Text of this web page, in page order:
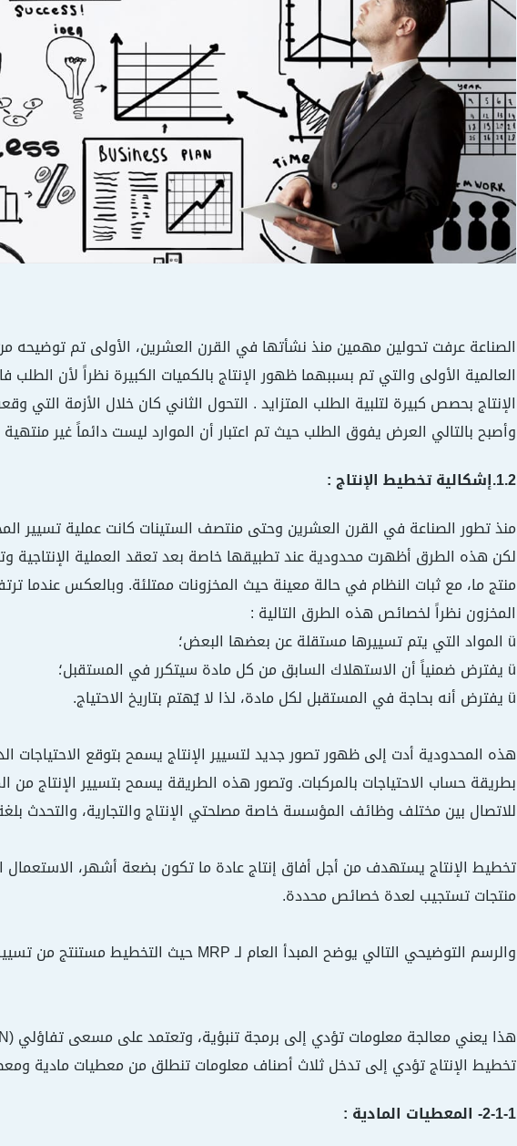
العالمية الأولى والتي تم بسببهما ظهور الإنتاج بالكميات الكبيرة نظراً لأن
وأصبح بالتالي العرض يفوق الطلب حيث تم اعتبار أن الموارد ليست دائماً غير
1.2.إشكالية تخطيط الإنتاج :
منذ تطور الصناعة في القرن العشرين وحتى منتصف الستينات كانت عملية تسيير
لكن هذه الطرق أظهرت محدودية عند تطبيقها خاصة بعد تعقد العملية
منتج ما، مع ثبات النظام في حالة معينة حيث المخزونات ممتلئة. وبالعكس عندما
المخزون نظراً لخصائص هذه الطرق التالية :
ü المواد التي يتم تسييرها مستقلة عن بعضها البعض؛
ü يفترض ضمنياً أن الاستهلاك السابق من كل مادة سيتكرر في المستقبل؛
ü يفترض أنه بحاجة في المستقبل لكل مادة، لذا لا يٌهتم بتاريخ الاحتياج.
هذه المحدودية أدت إلى ظهور تصور جديد لتسيير الإنتاج يسمح بتوقع الاحتياجات
بطريقة حساب الاحتياجات بالمركبات. وتصور هذه الطريقة يسمح بتسيير الإنتاج
للاتصال بين مختلف وظائف المؤسسة خاصة مصلحتي الإنتاج والتجارية، والتحدث
تخطيط الإنتاج يستهدف من أجل أفاق إنتاج عادة ما تكون بضعة أشهر، الاستعمال
منتجات تستجيب لعدة خصائص محددة.
والرسم التوضيحي التالي يوضح المبدأ العام لـ MRP حيث التخطيط مستنتج من تسيير الطلبات ( التنبؤ التجاري وطلبات الزبائن) والتنفيذ.
هذا يعني معالجة معلومات تؤدي إلى برمجة تنبؤية، وتعتمد على مسعى تفاؤلي (OPTMISATION).
تخطيط الإنتاج تؤدي إلى تدخل ثلاث أصناف معلومات تنطلق من معطيات مادية
2-1-1- المعطيات المادية :